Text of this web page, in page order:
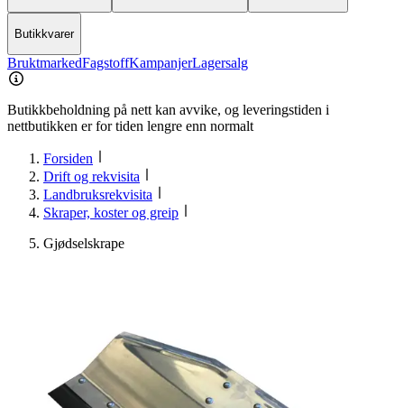
Butikkvarer
BruktmarkedFagstoffKampanjerLagersalg
Butikkbeholdning på nett kan avvike, og leveringstiden i
nettbutikken er for tiden lengre enn normalt
Forsiden
Drift og rekvisita
Landbruksrekvisita
Skraper, koster og greip
Gjødselskrape